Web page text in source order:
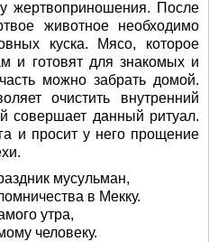
жертвоприношения. После
животное необходимо
куска. Мясо, которое
и готовят для знакомых и
можно забрать домой.
очистить внутренний
совершает данный ритуал.
и просит у него прощение
мусульман,
в Мекку.
утра,
человеку.